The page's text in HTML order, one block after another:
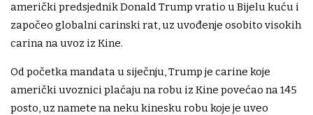
američki predsjednik Donald Trump vratio u Bijelu kuću i
započeo globalni carinski rat, uz uvođenje osobito visokih
carina na uvoz iz Kine.
Od početka mandata u siječnju, Trump je carine koje
američki uvoznici plaćaju na robu iz Kine povećao na 145
posto, uz namete na neku kinesku robu koje je uveo